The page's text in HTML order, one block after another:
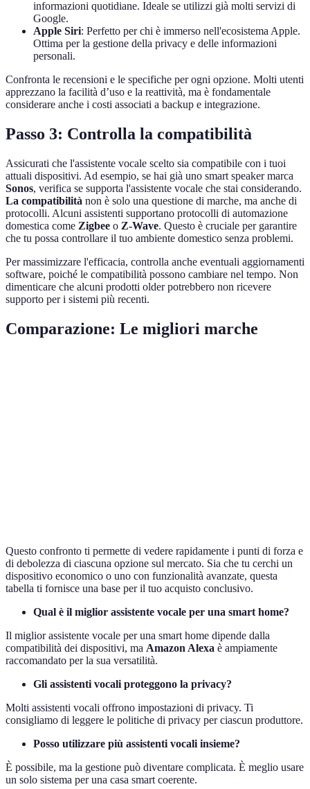
informazioni quotidiane. Ideale se utilizzi già molti servizi di
Google.
Apple Siri: Perfetto per chi è immerso nell'ecosistema Apple.
Ottima per la gestione della privacy e delle informazioni
personali.
Confronta le recensioni e le specifiche per ogni opzione. Molti utenti
apprezzano la facilità d’uso e la reattività, ma è fondamentale
considerare anche i costi associati a backup e integrazione.
Passo 3: Controlla la compatibilità
Assicurati che l'assistente vocale scelto sia compatibile con i tuoi
attuali dispositivi. Ad esempio, se hai già uno smart speaker marca
Sonos, verifica se supporta l'assistente vocale che stai considerando.
La compatibilità non è solo una questione di marche, ma anche di
protocolli. Alcuni assistenti supportano protocolli di automazione
domestica come Zigbee o Z-Wave. Questo è cruciale per garantire
che tu possa controllare il tuo ambiente domestico senza problemi.
Per massimizzare l'efficacia, controlla anche eventuali aggiornamenti
software, poiché le compatibilità possono cambiare nel tempo. Non
dimenticare che alcuni prodotti older potrebbero non ricevere
supporto per i sistemi più recenti.
Comparazione: Le migliori marche
Questo confronto ti permette di vedere rapidamente i punti di forza e
di debolezza di ciascuna opzione sul mercato. Sia che tu cerchi un
dispositivo economico o uno con funzionalità avanzate, questa
tabella ti fornisce una base per il tuo acquisto conclusivo.
Qual è il miglior assistente vocale per una smart home?
Il miglior assistente vocale per una smart home dipende dalla
compatibilità dei dispositivi, ma Amazon Alexa è ampiamente
raccomandato per la sua versatilità.
Gli assistenti vocali proteggono la privacy?
Molti assistenti vocali offrono impostazioni di privacy. Ti
consigliamo di leggere le politiche di privacy per ciascun produttore.
Posso utilizzare più assistenti vocali insieme?
È possibile, ma la gestione può diventare complicata. È meglio usare
un solo sistema per una casa smart coerente.